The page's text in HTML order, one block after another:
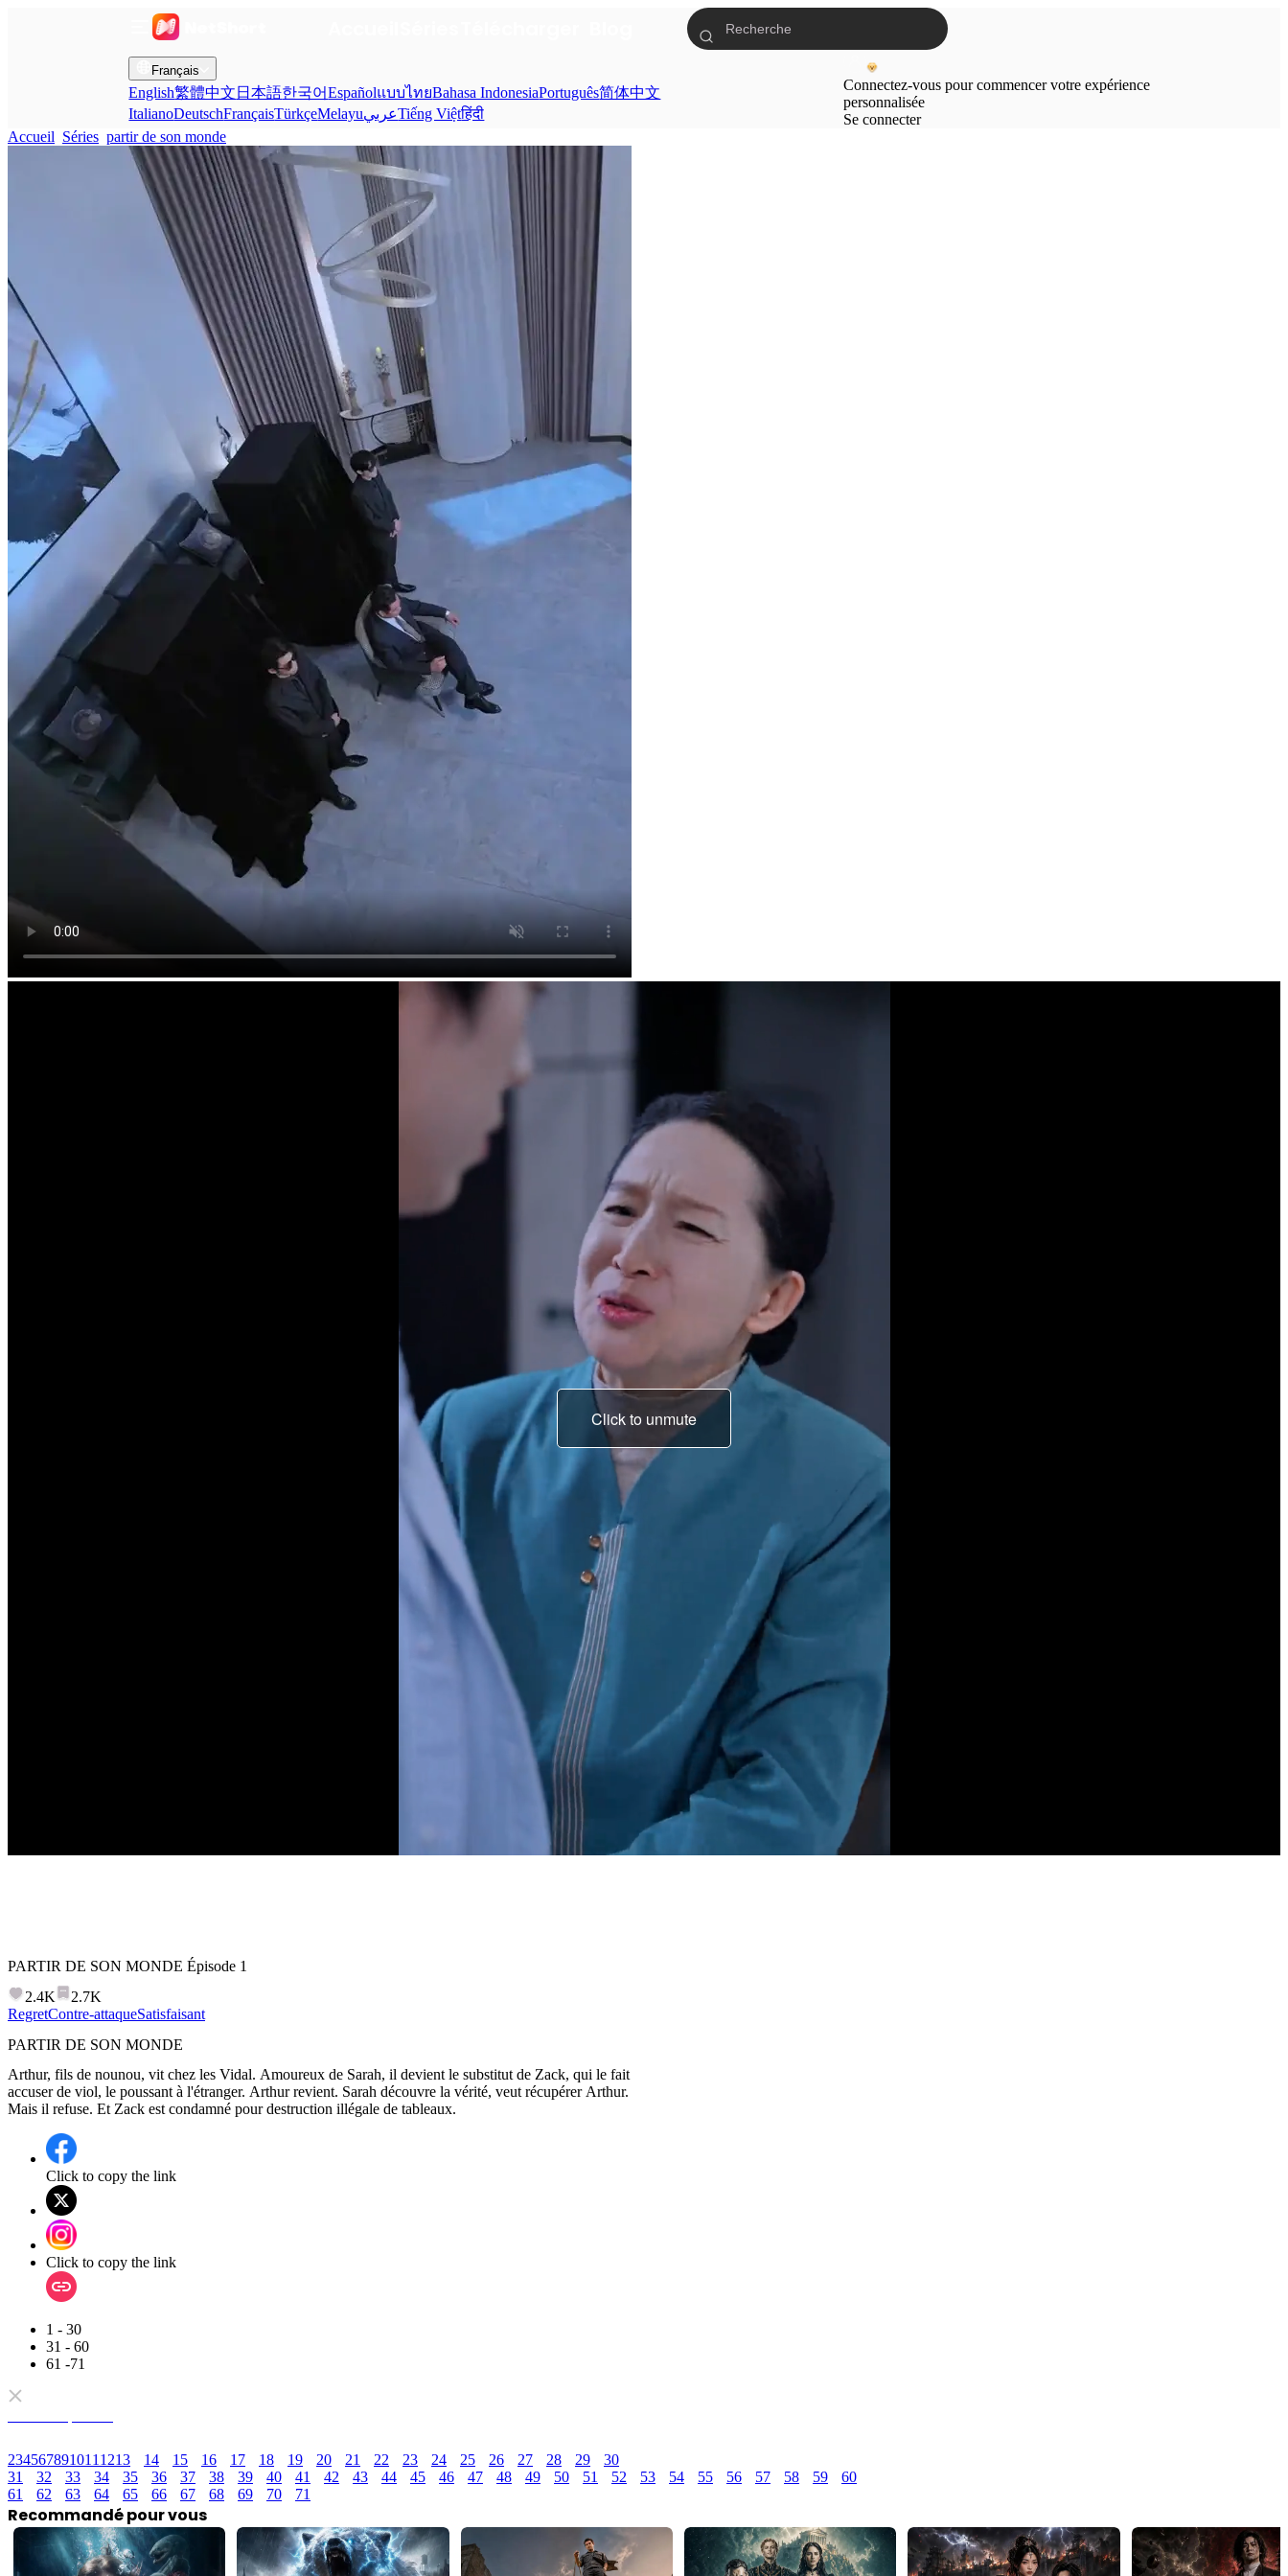
Français
English繁體中文 日本語한국어EspañolแบบไทยBahasa IndonesiaPortuguês简体中文
ItalianoDeutschFrançaisTürkçeMelayuعربيTiếng Việtहिंदी
Connectez-vous pour commencer votre expérience
personnalisée
Se connecter
Accueil Séries partir de son monde
Click to unmute
Arthur ! Tu es fou ?
PARTIR DE SON MONDE Épisode 1
2.4K
2.7K
RegretContre-attaqueSatisfaisant
PARTIR DE SON MONDE
Arthur, fils de nounou, vit chez les Vidal. Amoureux de Sarah, il devient le substitut de Zack, qui le fait
accuser de viol, le poussant à l'étranger. Arthur revient. Sarah découvre la vérité, veut récupérer Arthur.
Mais il refuse. Et Zack est condamné pour destruction illégale de tableaux.
Click to copy the link
Click to copy the link
1 - 30
31 - 60
61 -71
234567891011 1213 14 15 16 17 18 19 20 21 22 23 24 25 26 27 28 29
30
31
32 33 34 35 36 37 38 39 40 41 42 43 44 45 46 47 48 49 50 51 52 53 54 55 56 57 58 59
60
61
62 63 64 65 66 67 68 69 70 71
Recommandé pour vous